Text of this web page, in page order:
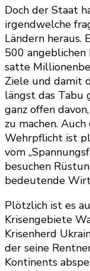
Doch der Staat
irgendwelche
Ländern heraus.
500
satte
Ziele und damit
längst das
ganz offen
zu machen.
Wehrpflicht ist
vom
besuchen
bedeutende
Plötzlich ist es
Krisengebiete
Krisenherd
der seine
Kontinents